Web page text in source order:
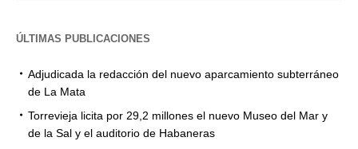
ÚLTIMAS PUBLICACIONES
Adjudicada la redacción del nuevo aparcamiento subterráneo
de La Mata
Torrevieja licita por 29,2 millones el nuevo Museo del Mar y
de la Sal y el auditorio de Habaneras